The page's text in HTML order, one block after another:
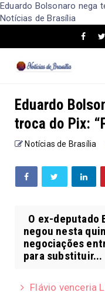
Eduardo Bolsonaro nega
Notícias de Brasília
Eduardo
troca do Pix:
Notícias de Brasília
O ex-deputado
negou nesta
negociações
para substituir...
Flávio venceria